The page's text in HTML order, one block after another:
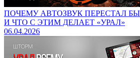
ПОЧЕМУ АВТОЗВУК ПЕРЕСТАЛ
И ЧТО С ЭТИМ ДЕЛАЕТ «УРАЛ»
06.04.2026